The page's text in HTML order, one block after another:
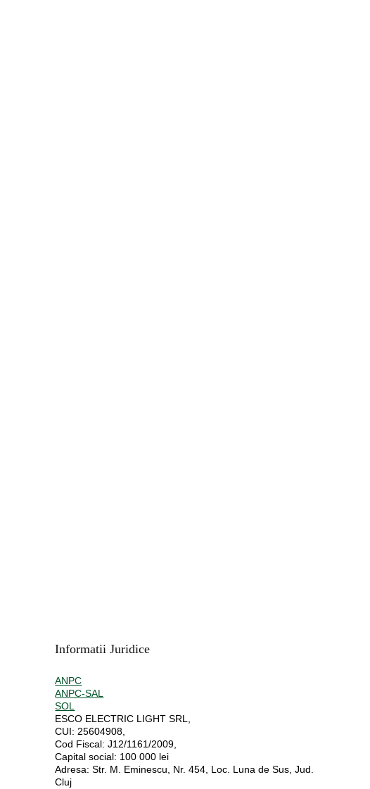
Informatii Juridice
ANPC
ANPC-SAL
SOL
ESCO ELECTRIC LIGHT SRL,
CUI: 25604908,
Cod Fiscal: J12/1161/2009,
Capital social: 100 000 lei
Adresa: Str. M. Eminescu, Nr. 454, Loc. Luna de Sus, Jud.
Cluj